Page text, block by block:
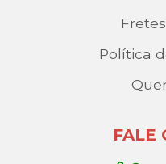
Política
FALE